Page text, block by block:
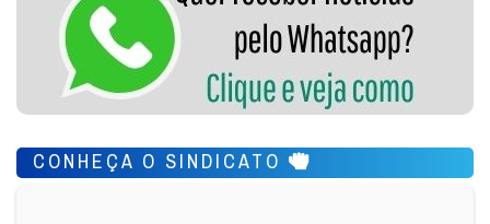
CONHEÇA O SINDICATO